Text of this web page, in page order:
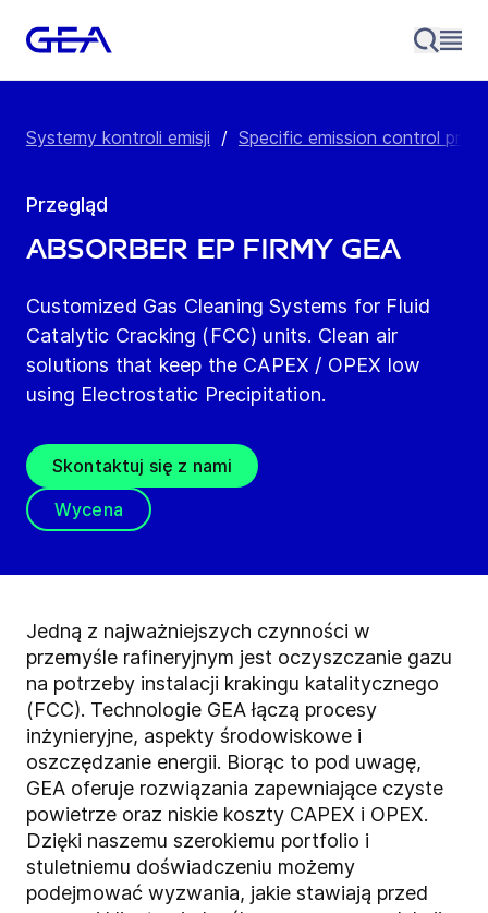
Systemy kontroli emisji / Specific emission control
Przegląd
Absorber EP firmy GEA
Customized Gas Cleaning Systems for Fluid
Catalytic Cracking (FCC) units. Clean air
solutions that keep the CAPEX / OPEX low
using Electrostatic Precipitation.
Skontaktuj się z nami
Wycena
Jedną z najważniejszych czynności w
przemyśle rafineryjnym jest oczyszczanie gazu
na potrzeby instalacji krakingu katalitycznego
(FCC). Technologie GEA łączą procesy
inżynieryjne, aspekty środowiskowe i
oszczędzanie energii. Biorąc to pod uwagę,
GEA oferuje rozwiązania zapewniające czyste
powietrze oraz niskie koszty CAPEX i OPEX.
Dzięki naszemu szerokiemu portfolio i
stuletniemu doświadczeniu możemy
podejmować wyzwania, jakie stawiają przed